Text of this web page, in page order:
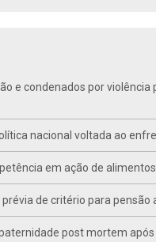
e condenados por
nacional voltada ao
em ação de
de critério para
post mortem